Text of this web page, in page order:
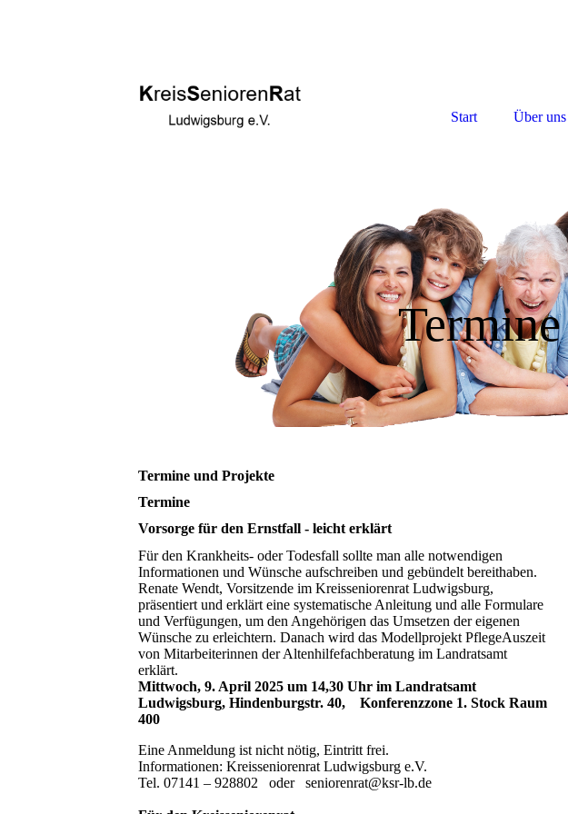
Termine und Projekte
Termine
Vorsorge für den Ernstfall - leicht erklärt
Für den Krankheits- oder Todesfall sollte man alle notwendigen
Informationen und Wünsche aufschreiben und gebündelt bereithaben.
Renate Wendt, Vorsitzende im Kreisseniorenrat Ludwigsburg,
präsentiert und erklärt eine systematische Anleitung und alle Formulare
und Verfügungen, um den Angehörigen das Umsetzen der eigenen
Wünsche zu erleichtern. Danach wird das Modellprojekt PflegeAuszeit
von Mitarbeiterinnen der Altenhilfefachberatung im Landratsamt
erklärt.
Mittwoch, 9. April 2025 um 14,30 Uhr im Landratsamt
Ludwigsburg, Hindenburgstr. 40, Konferenzzone 1. Stock Raum
400
Eine Anmeldung ist nicht nötig, Eintritt frei.
Informationen: Kreisseniorenrat Ludwigsburg e.V.
Tel. 07141 – 928802 oder seniorenrat@ksr-lb.de
Start Über uns